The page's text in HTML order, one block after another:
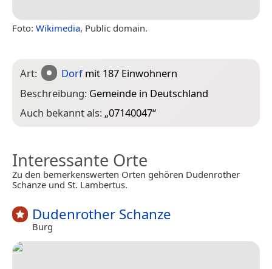
Foto: Wikimedia, Public domain.
Art: Dorfmit 187 Einwohnern
Beschreibung: Gemeinde in Deutschland
Auch bekannt als: „07140047“
Interessante Orte
Zu den bemerkenswerten Orten gehören Dudenrother
Schanze und St. Lambertus.
Dudenrother Schanze
Burg